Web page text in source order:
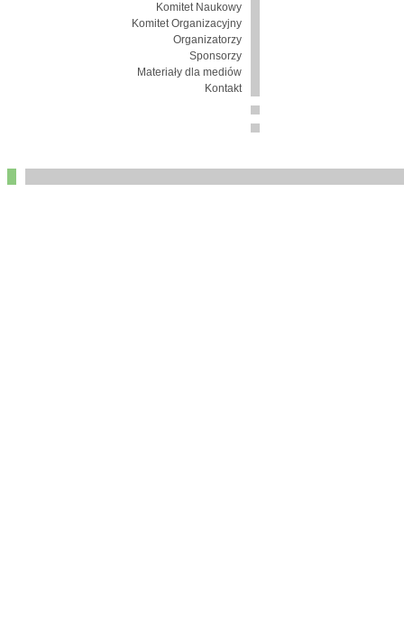
Komitet Naukowy
Komitet Organizacyjny
Organizatorzy
Sponsorzy
Materiały dla mediów
Kontakt